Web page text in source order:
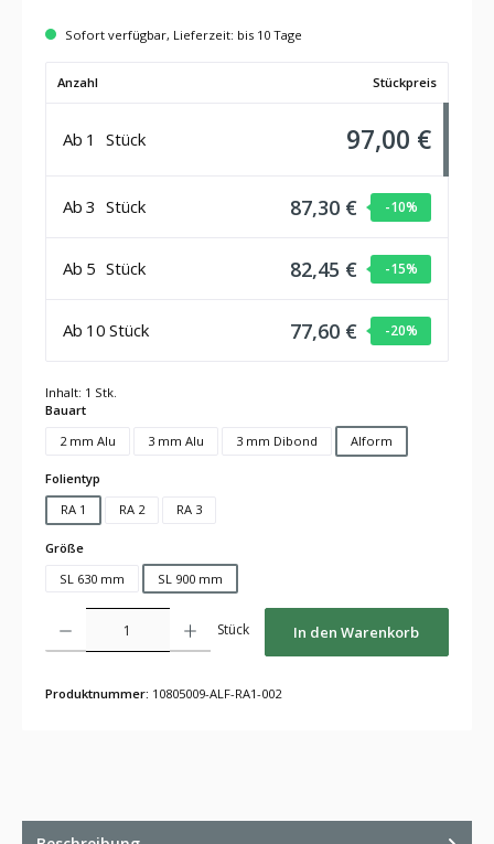
Sofort verfügbar, Lieferzeit: bis 10 Tage
Anzahl Stückpreis
Ab 1 Stück 97,00 €
Ab 3 Stück 87,30 € -10%
Ab 5 Stück 82,45 € -15%
Ab 10 Stück 77,60 € -20%
Inhalt: 1 Stk.
Bauartauswählen
2 mm Alu
3 mm Alu 3 mm Dibond Alform
Folientyp
RA 1
RA 2 RA 3
Größeauswählen
SL 630 mm
SL 900 mm
Stück In den Warenkorb
Produktnummer: 10805009-ALF-RA1-002